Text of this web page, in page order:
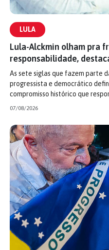
LULA
Lula-Alckmin olham pra
responsabilidade,
As sete siglas que fazem parte
progressista e democrático
compromisso histórico que
07/08/2026